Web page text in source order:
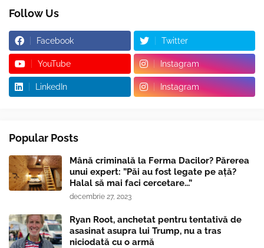
Follow Us
Facebook Twitter
YouTube Instagram
LinkedIn Instagram
Popular Posts
Mână criminală la Ferma Dacilor? Părerea
unui expert: ”Păi au fost legate pe ață?
Halal să mai faci cercetare...”
decembrie 27, 2023
Ryan Root, anchetat pentru tentativă de
asasinat asupra lui Trump, nu a tras
niciodată cu o armă